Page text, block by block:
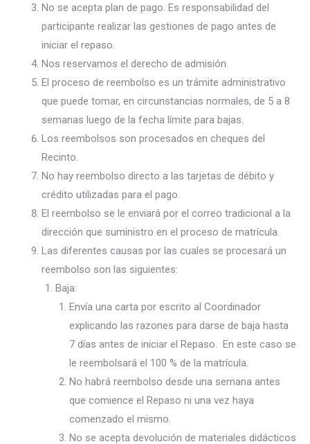
No se acepta plan de pago. Es responsabilidad del
participante realizar las gestiones de pago antes de
iniciar el repaso.
Nos reservamos el derecho de admisión.
El proceso de reembolso es un trámite administrativo
que puede tomar, en circunstancias normales, de 5 a 8
semanas luego de la fecha límite para bajas.
Los reembolsos son procesados en cheques del
Recinto.
No hay reembolso directo a las tarjetas de débito y
crédito utilizadas para el pago.
El reembolso se le enviará por el correo tradicional a la
dirección que suministro en el proceso de matrícula.
Las diferentes causas por las cuales se procesará un
reembolso son las siguientes:
Baja:
Envía una carta por escrito al Coordinador
explicando las razones para darse de baja hasta
7 días antes de iniciar el Repaso. En este caso se
le reembolsará el 100 % de la matrícula.
No habrá reembolso desde una semana antes
que comience el Repaso ni una vez haya
comenzado el mismo.
No se acepta devolución de materiales didácticos